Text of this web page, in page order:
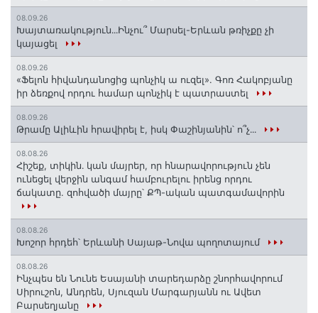
08.09.26
Խայտառակություն․․․Ինչու՞ Մարսել-Երևան թռիչքը չի
կայացել
08.09.26
«Ֆելոն հիվանդանոցից պոնչիկ ա ուզել». Գոռ Հակոբյանը
իր ձեռքով որդու համար պոնչիկ է պատրաստել
08.09.26
Թրամը Ալիևին հրավիրել է, իսկ Փաշինյանին՝ ո՞չ․․․
08.08.26
Հիշեք, տիկին․ կան մայրեր, որ հնարավորություն չեն
ունեցել վերջին անգամ համբուրելու իրենց որդու
ճակատը. զոհվածի մայրը՝ ՔՊ-ական պատգամավորին
08.08.26
Խոշոր հրդեհ՝ Երևանի Սայաթ-Նովա պողոտայում
08.08.26
Ինչպես են Նունե Եսայանի տարեդարձը շնորհավորում
Սիրուշոն, Անդրեն, Սյուզան Մարգարյանն ու Ավետ
Բարսեղյանը